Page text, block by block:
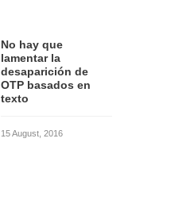
No hay que
lamentar la
desaparición de
OTP basados en
texto
15 August, 2016